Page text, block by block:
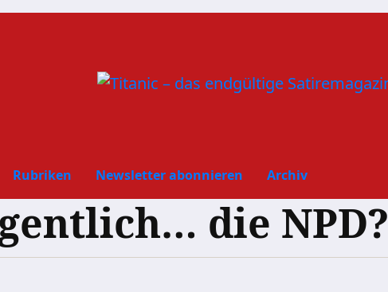
Rubriken Newsletter abonnieren Archiv
die NPD?